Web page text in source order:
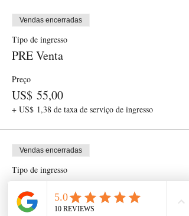
Vendas encerradas
Tipo de ingresso
PRE Venta
Preço
US$ 55,00
+ US$ 1,38 de taxa de serviço de ingresso
Vendas encerradas
Tipo de ingresso
Entrada general
Preço